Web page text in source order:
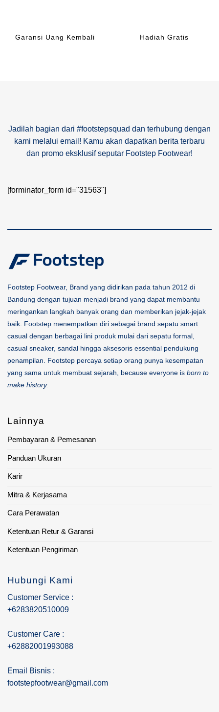
Garansi Uang Kembali Hadiah Gratis
Jadilah bagian dari #footstepsquad dan terhubung dengan
kami melalui email! Kamu akan dapatkan berita terbaru
dan promo eksklusif seputar Footstep Footwear!
[forminator_form id="31563"]
Footstep Footwear, Brand yang didirikan pada tahun 2012 di
Bandung dengan tujuan menjadi brand yang dapat membantu
meringankan langkah banyak orang dan memberikan jejak-jejak
baik. Footstep menempatkan diri sebagai brand sepatu smart
casual dengan berbagai lini produk mulai dari sepatu formal,
casual sneaker, sandal hingga aksesoris essential pendukung
penampilan. Footstep percaya setiap orang punya kesempatan
yang sama untuk membuat sejarah, because everyone is born to
make history.
Lainnya
Pembayaran & Pemesanan
Panduan Ukuran
Karir
Mitra & Kerjasama
Cara Perawatan
Ketentuan Retur & Garansi
Ketentuan Pengiriman
Hubungi Kami
Customer Service :
+6283820510009
Customer Care :
+62882001993088
Email Bisnis :
footstepfootwear@gmail.com